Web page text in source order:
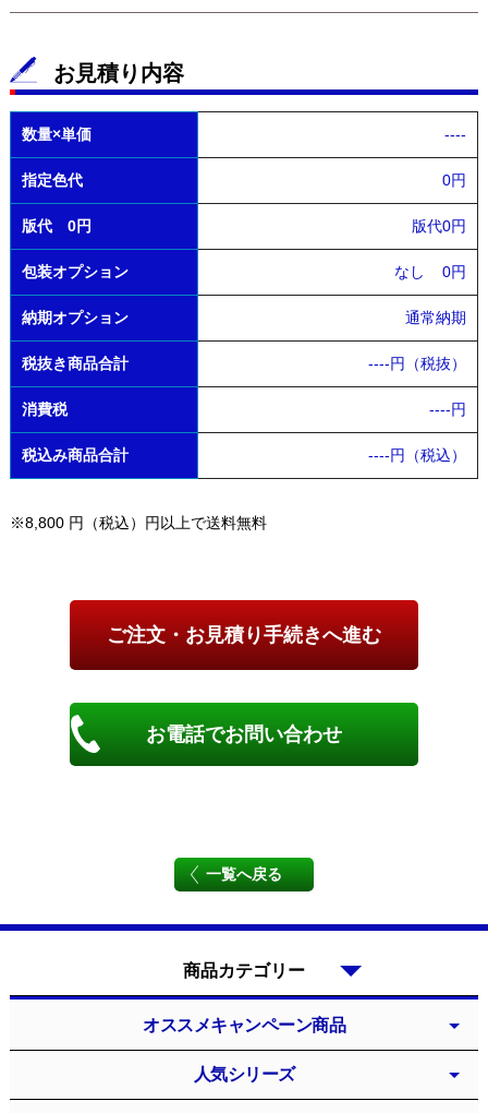
お見積り内容
数量×単価 ----
指定色代 0円
版代 0円 版代0円
包装オプション なし 0円
納期オプション 通常納期
税抜き商品合計 ----円（税抜）
消費税 ----円
税込み商品合計 ----円（税込）
※8,800 円（税込）円以上で送料無料
お電話でお問い合わせ
一覧へ戻る
オススメキャンペーン商品
人気シリーズ
商品カテゴリー